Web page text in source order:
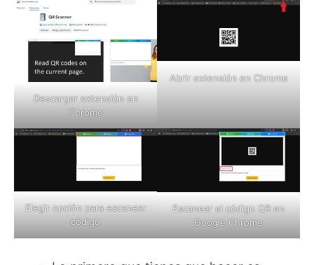
Descargar extensión en
Chrome
Abrir extensión en Chrome
Elegir opción para escanear
código
Escanear el código QR en
Google Chrome